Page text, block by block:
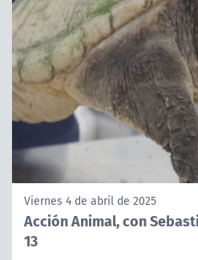
Viernes 4 de abril de 2025
Acción Animal, con
13